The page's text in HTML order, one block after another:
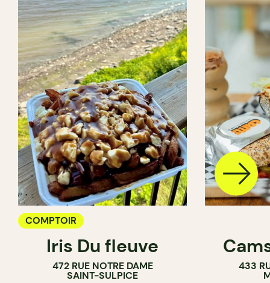
COMPTOIR
Iris Du fleuve
472 RUE NOTRE DAME
SAINT-SULPICE
433